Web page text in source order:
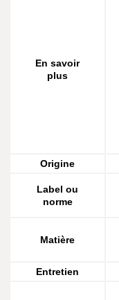
En savoir
plus
Origine
Label ou
norme
Matière
Entretien